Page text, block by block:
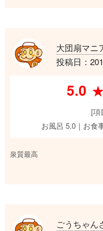
大団扇マニ
投稿日：
5.0
[項
お風呂 5.0｜お食
泉質最高
ごうちゃん